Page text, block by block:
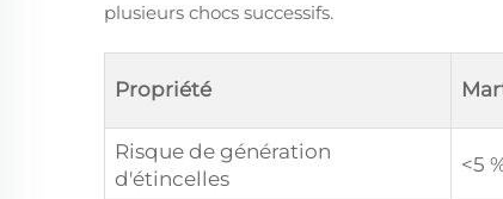
plusieurs chocs successifs.
Propriété
Risque de génération
d'étincelles
<5